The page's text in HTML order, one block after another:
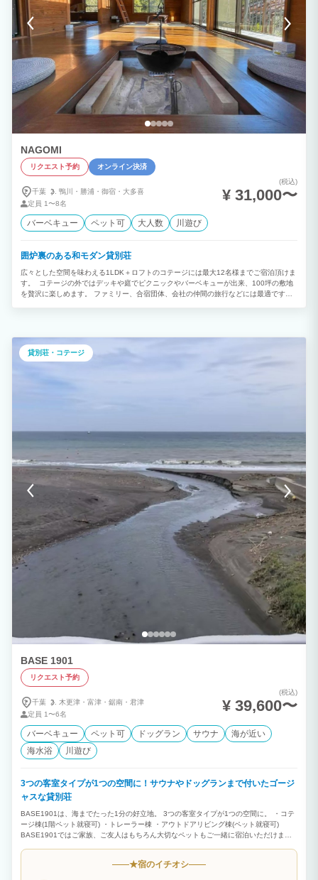
NAGOMI
リクエスト予約 オンライン決済
千葉 鴨川・ 勝浦・ 御宿・ 大多喜
定員 1〜8名
(税込)
¥ 31,000〜
バーベキュー ペット可 大人数 川遊び
囲炉裏のある和モダン貸別荘
広々とした空間を味わえる1LDK＋ロフトのコテージには最大12名様までご宿泊頂けま
す。 コテージの外ではデッキや庭でピクニックやバーベキューが出来、100坪の敷地
を贅沢に楽しめます。 ファミリー、合宿団体、会社の仲間の旅行などには最適です。
渓谷にはいくつもの滝が点在し、パワースポットとしても有名です。 なかでも整備さ
れた遊歩道を行く『滝めぐりコース』は春から秋にかけての素晴らしい景観と滝からの
ご利益を求める人で賑わうハイキングコースです。
貸別荘・コテージ
BASE 1901
リクエスト予約
千葉 木更津・ 富津・ 鋸南・ 君津
定員 1〜6名
(税込)
¥ 39,600〜
バーベキュー ペット可 ドッグラン サウナ
海が近い
海水浴
川遊び
3つの客室タイプが1つの空間に！サウナやドッグランまで付いたゴージ
ャスな貸別荘
BASE1901は、海までたった1分の好立地。 3つの客室タイプが1つの空間に。 ・コテ
ージ棟(1階ペット就寝可) ・トレーラー棟 ・アウトドアリビング棟(ペット就寝可)
BASE1901ではご家族、ご友人はもちろん大切なペットもご一緒に宿泊いただけま
レルサウナ全ての施設を1グループ貸切でご利用いただけます！ 家族・仲間達と素敵な
★宿のイチオシ